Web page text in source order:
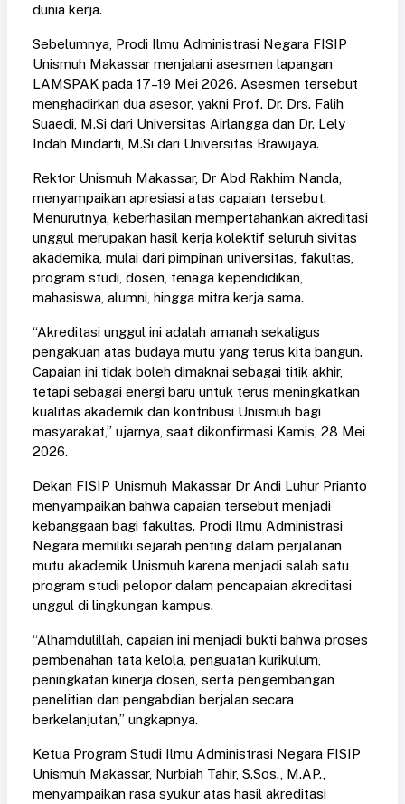
dunia kerja.
Sebelumnya, Prodi Ilmu Administrasi Negara FISIP
Unismuh Makassar menjalani asesmen lapangan
LAMSPAK pada 17–19 Mei 2026. Asesmen tersebut
menghadirkan dua asesor, yakni Prof. Dr. Drs. Falih
Suaedi, M.Si dari Universitas Airlangga dan Dr. Lely
Indah Mindarti, M.Si dari Universitas Brawijaya.
Rektor Unismuh Makassar, Dr Abd Rakhim Nanda,
menyampaikan apresiasi atas capaian tersebut.
Menurutnya, keberhasilan mempertahankan akreditasi
unggul merupakan hasil kerja kolektif seluruh sivitas
akademika, mulai dari pimpinan universitas, fakultas,
program studi, dosen, tenaga kependidikan,
mahasiswa, alumni, hingga mitra kerja sama.
“Akreditasi unggul ini adalah amanah sekaligus
pengakuan atas budaya mutu yang terus kita bangun.
Capaian ini tidak boleh dimaknai sebagai titik akhir,
tetapi sebagai energi baru untuk terus meningkatkan
kualitas akademik dan kontribusi Unismuh bagi
masyarakat,” ujarnya, saat dikonfirmasi Kamis, 28 Mei
2026.
Dekan FISIP Unismuh Makassar Dr Andi Luhur Prianto
menyampaikan bahwa capaian tersebut menjadi
kebanggaan bagi fakultas. Prodi Ilmu Administrasi
Negara memiliki sejarah penting dalam perjalanan
mutu akademik Unismuh karena menjadi salah satu
program studi pelopor dalam pencapaian akreditasi
unggul di lingkungan kampus.
“Alhamdulillah, capaian ini menjadi bukti bahwa proses
pembenahan tata kelola, penguatan kurikulum,
peningkatan kinerja dosen, serta pengembangan
penelitian dan pengabdian berjalan secara
berkelanjutan,” ungkapnya.
Ketua Program Studi Ilmu Administrasi Negara FISIP
Unismuh Makassar, Nurbiah Tahir, S.Sos., M.AP.,
menyampaikan rasa syukur atas hasil akreditasi